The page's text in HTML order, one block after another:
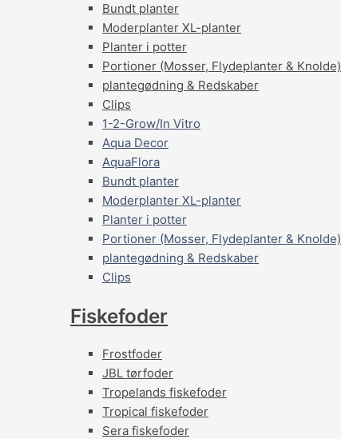
Bundt planter
Moderplanter XL-planter
Planter i potter
Portioner (Mosser, Flydeplanter & Knolde)
plantegødning & Redskaber
Clips
1-2-Grow/In Vitro
Aqua Decor
AquaFlora
Bundt planter
Moderplanter XL-planter
Planter i potter
Portioner (Mosser, Flydeplanter & Knolde)
plantegødning & Redskaber
Clips
Fiskefoder
Frostfoder
JBL tørfoder
Tropelands fiskefoder
Tropical fiskefoder
Sera fiskefoder